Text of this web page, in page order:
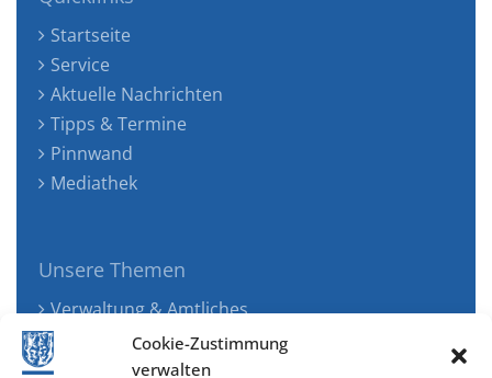
Cookie-Zustimmung
verwalten
Startseite
Service
Aktuelle Nachrichten
Tipps & Termine
Pinnwand
Mediathek
Unsere Themen
Verwaltung & Amtliches
Jugend, Familie & Gesundheit
Tourismus, Freizeit & Ökologie